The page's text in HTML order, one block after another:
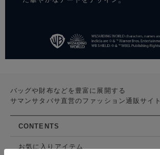
バッグや財布などを豊富に展開する
サマンサタバサ直営のファッション通販サイト
CONTENTS
お気に入りアイテム